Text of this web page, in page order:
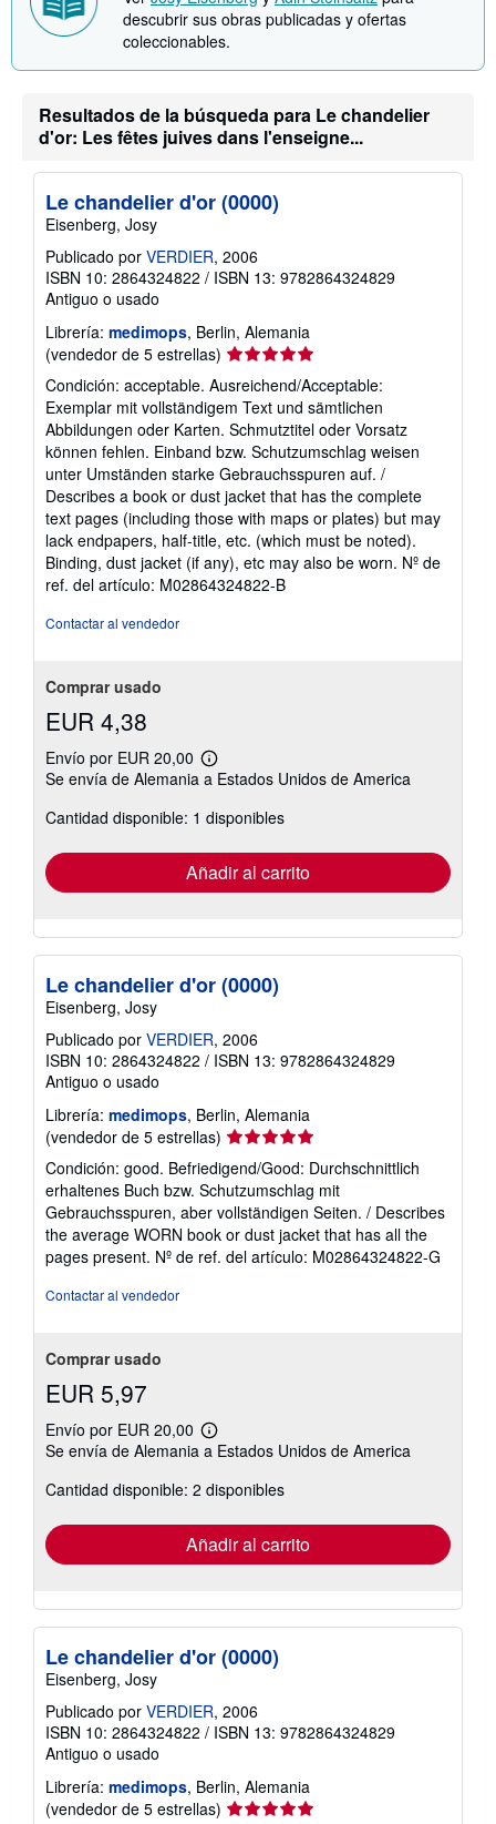
descubrir sus obras publicadas y ofertas
coleccionables.
Resultados de la búsqueda para Le chandelier
d'or: Les fêtes juives dans l'enseigne...
Le chandelier d'or (0000)
Eisenberg, Josy
Publicado por VERDIER, 2006
ISBN 10: 2864324822 / ISBN 13: 9782864324829
Antiguo o usado
Librería: medimops, Berlin, Alemania
(vendedor de 5 estrellas) Calificación
vendedor:
5
de
5
estrellas
Condición: acceptable. Ausreichend/Acceptable:
Exemplar mit vollständigem Text und sämtlichen
Abbildungen oder Karten. Schmutztitel oder Vorsatz
können fehlen. Einband bzw. Schutzumschlag weisen
unter Umständen starke Gebrauchsspuren auf. /
Describes a book or dust jacket that has the complete
text pages (including those with maps or plates) but may
lack endpapers, half-title, etc. (which must be noted).
Binding, dust jacket (if any), etc may also be worn. Nº de
ref. del artículo: M02864324822-B
Contactar al vendedor
Comprar usado
EUR 4,38
Envío por EUR 20,00
Más
información
las
tarifas
envío
Se envía de Alemania a Estados Unidos de America
Cantidad disponible: 1 disponibles
Añadir al carrito
Le chandelier d'or (0000)
Eisenberg, Josy
Publicado por VERDIER, 2006
ISBN 10: 2864324822 / ISBN 13: 9782864324829
Antiguo o usado
Librería: medimops, Berlin, Alemania
(vendedor de 5 estrellas) Calificación
vendedor:
5
de
5
estrellas
Condición: good. Befriedigend/Good: Durchschnittlich
erhaltenes Buch bzw. Schutzumschlag mit
Gebrauchsspuren, aber vollständigen Seiten. / Describes
the average WORN book or dust jacket that has all the
pages present. Nº de ref. del artículo: M02864324822-G
Contactar al vendedor
Comprar usado
EUR 5,97
Envío por EUR 20,00
Más
información
las
tarifas
envío
Se envía de Alemania a Estados Unidos de America
Cantidad disponible: 2 disponibles
Añadir al carrito
Le chandelier d'or (0000)
Eisenberg, Josy
Publicado por VERDIER, 2006
ISBN 10: 2864324822 / ISBN 13: 9782864324829
Antiguo o usado
Librería: medimops, Berlin, Alemania
(vendedor de 5 estrellas) Calificación